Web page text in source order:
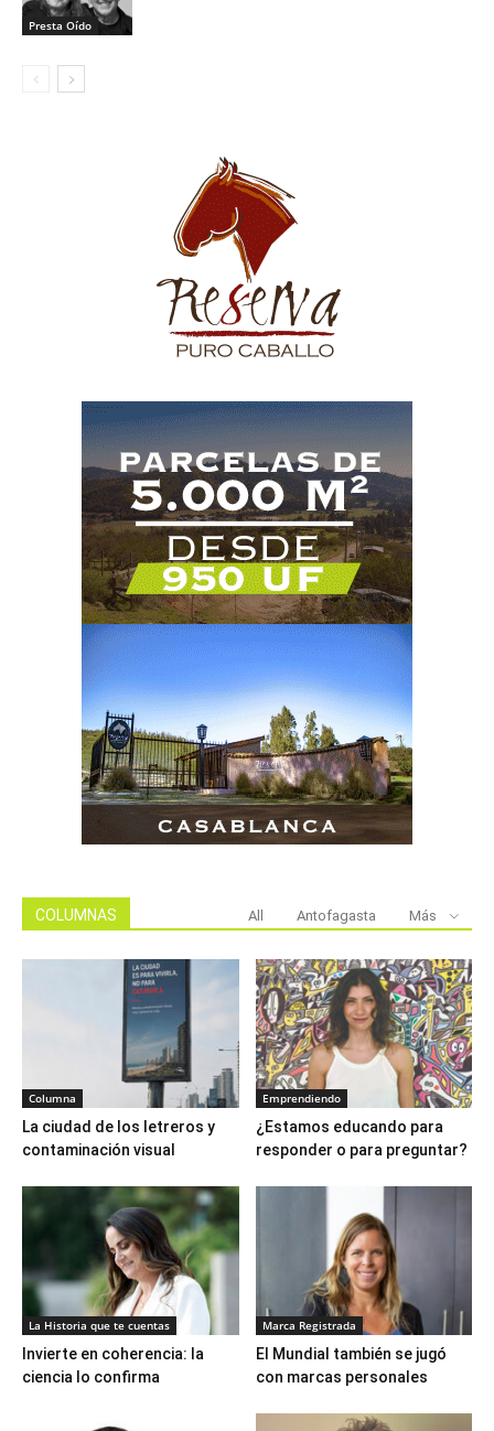
Presta Oído
COLUMNAS All Antofagasta Más
Columna
La ciudad de los letreros y
contaminación visual
Emprendiendo
¿Estamos educando para
responder o para preguntar?
La Historia que te cuentas
Invierte en coherencia: la
ciencia lo confirma
Marca Registrada
El Mundial también se jugó
con marcas personales